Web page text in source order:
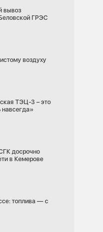
вывоз
ГРЭС
воздуху
ТЭЦ-3 – это
навсегда»
досрочно
в Кемерове
топлива — с